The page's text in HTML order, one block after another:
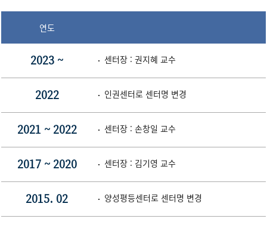
연도
2023 ~ 센터장 : 권지혜 교수
2022 인권센터로 센터명 변경
2021 ~ 2022 센터장 : 손창일 교수
2017 ~ 2020 센터장 : 김기영 교수
2015. 02 양성평등센터로 센터명 변경